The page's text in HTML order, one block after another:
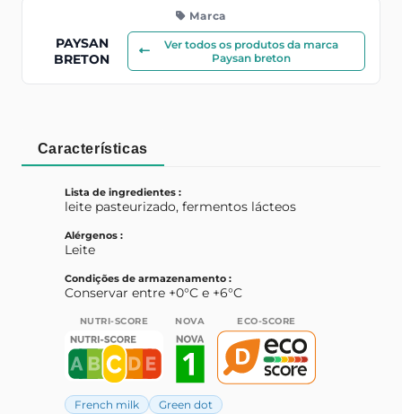
Marca
PAYSAN
BRETON
Ver todos os produtos da marca
Paysan breton
Características
Lista de ingredientes :
leite pasteurizado, fermentos lácteos
Alérgenos :
Leite
Condições de armazenamento :
Conservar entre +0°C e +6°C
NUTRI-SCORE NOVA ECO-SCORE
French milk Green dot